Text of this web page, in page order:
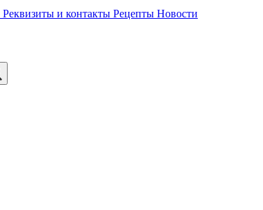
Реквизиты и контакты Рецепты Новости